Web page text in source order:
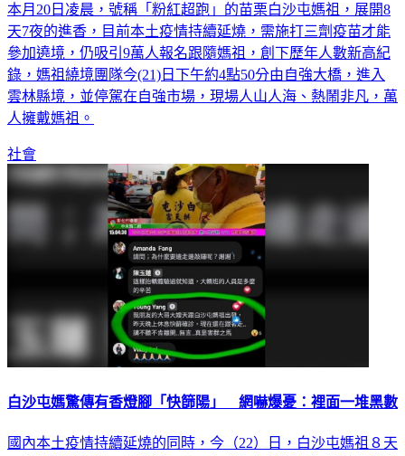
本月20日凌晨，號稱「粉紅超跑」的苗栗白沙屯媽祖，展開8
天7夜的進香，目前本土疫情持續延燒，需施打三劑疫苗才能
參加遶境，仍吸引9萬人報名跟隨媽祖，創下歷年人數新高紀
錄，媽祖繞境團隊今(21)日下午約4點50分由自強大橋，進入
雲林縣境，並停駕在自強市場，現場人山人海、熱鬧非凡，萬
人擁戴媽祖。
社會
白沙屯媽驚傳有香燈腳「快篩陽」 網嚇爆憂：裡面一堆黑數
國內本土疫情持續延燒的同時，今（22）日，白沙屯媽祖８天